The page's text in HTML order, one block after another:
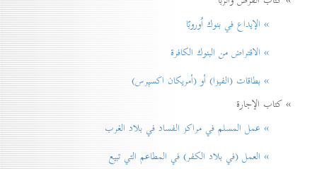
» الإيداع في بنوك اُوروبّا
» الاقتراض من البنوك الكافرة
» بطاقات (الفيزا) أو (أمريكان اكسپرس)
» كتاب الإجارة
» عمل المسلم في مراكز الفساد في بلاد الغرب
» العمل (في بلاد الكفر) في المطاعم التي تبيع